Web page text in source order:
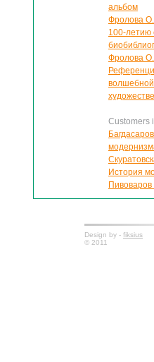
альбом
Фролова
100-летию
Фролова
волшебной
Customers
История
Design by - fiksius
© 2011